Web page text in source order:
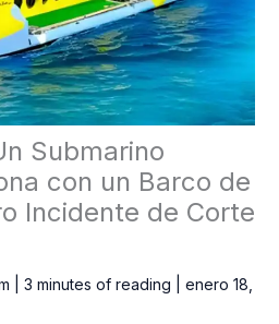
Submarino
con un Barco de
Incidente de Corte
3 minutes of reading
enero 18,